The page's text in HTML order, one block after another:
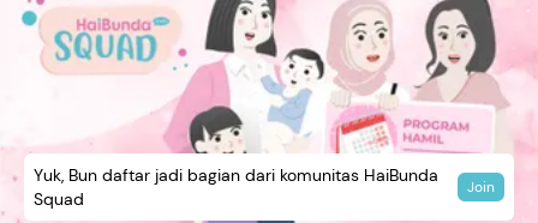
Yuk, Bun daftar jadi bagian dari komunitas HaiBunda
Squad
Join